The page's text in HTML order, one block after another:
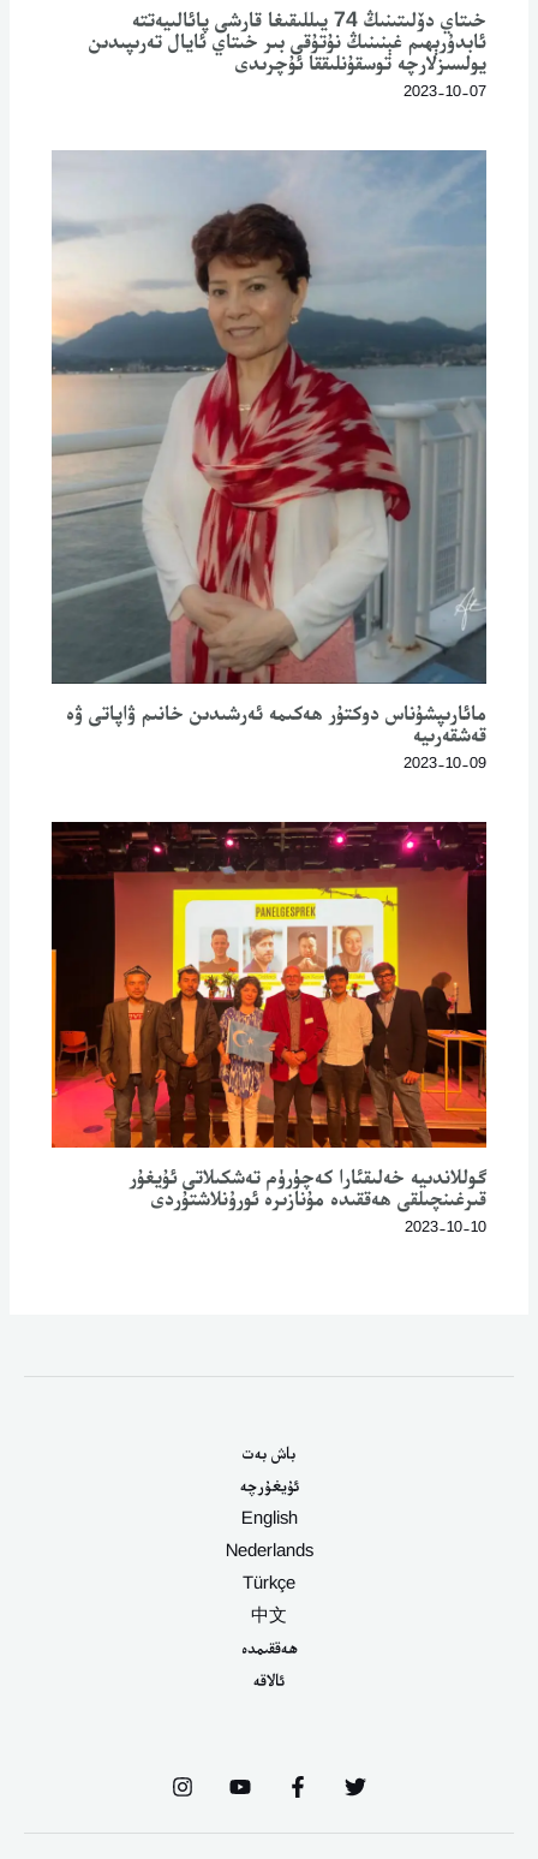
خىتاي دۆلىتىنىڭ 74 يىللىقىغا قارشى پائالىيەتتە
ئابدۇرېھىم غېنىنىڭ نۇتۇقى بىر خىتاي ئايال تەرىپىدىن
يولسىزلارچە توسقۇنلىققا ئۇچرىدى
2023-10-07
مائارىپشۇناس دوكتۇر ھەكىمە ئەرشىدىن خانىم ۋاپاتى ۋە
قەشقەرىيە
2023-10-09
گوللاندىيە خەلىقئارا كەچۈرۈم تەشكىلاتى ئۇيغۇر
قىرغىنچىلقى ھەققىدە مۇنازىرە ئورۇنلاشتۇردى
2023-10-10
باش بەت
ئۇيغۇرچە
English
Nederlands
Türkçe
中文
ھەققىمدە
ئالاقە